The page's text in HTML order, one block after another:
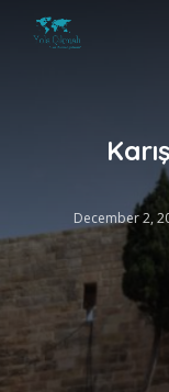
December 2,